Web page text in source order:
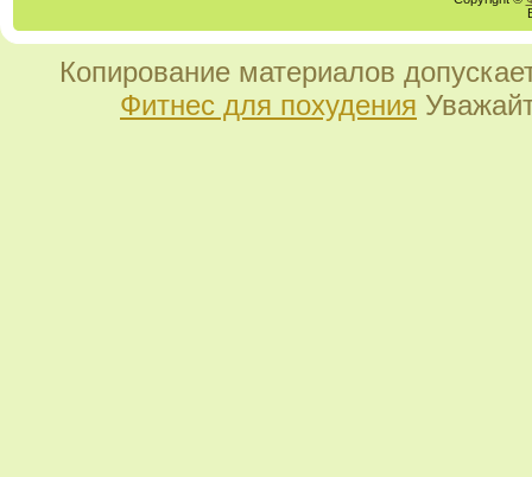
Копирование материалов
Фитнес для похудения